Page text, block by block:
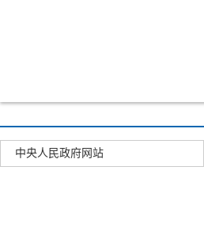
中央人民政府网站